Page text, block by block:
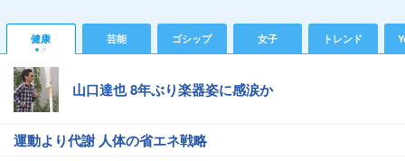
健康 芸能 ゴシップ 女子 トレンド
山口達也 8年ぶり楽器姿に感涙か
運動より代謝 人体の省エネ戦略